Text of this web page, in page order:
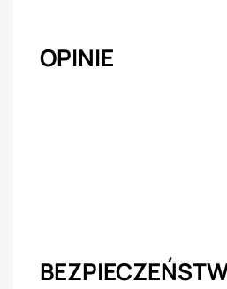
OPINIE